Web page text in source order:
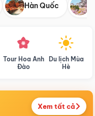
Hàn Quốc
Tour Hoa Anh
Đào
Du lịch Mùa
Hè
Xem tất cả
Điểm nổi bật